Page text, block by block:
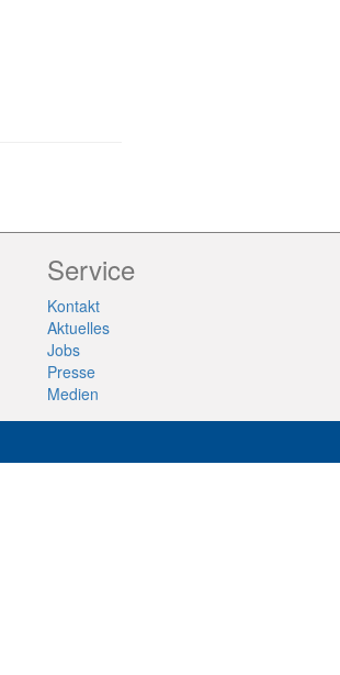
Service
Kontakt
Aktuelles
Jobs
Presse
Medien